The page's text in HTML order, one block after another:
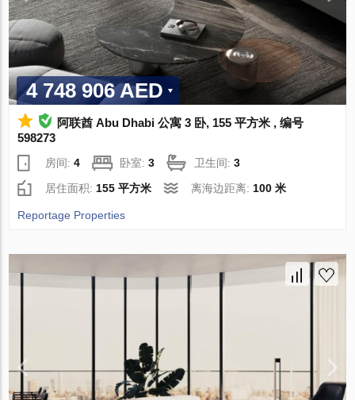
4 748 906 AED
阿联酋 Abu Dhabi 公寓 3 卧, 155 平方米 , 编号
598273
房间:4 卧室:3 卫生间:3
居住面积:155 平方米 离海边距离:100 米
Reportage Properties